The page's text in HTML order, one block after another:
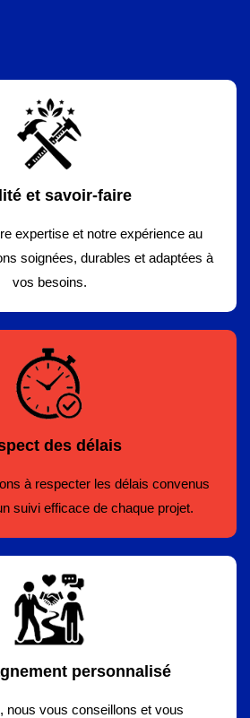
et savoir-faire
expertise et notre expérience au
soignées, durables et adaptées à
vos besoins.
des délais
à respecter les délais convenus
suivi efficace de chaque projet.
personnalisé
nous vous conseillons et vous